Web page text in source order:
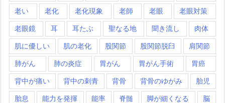
老い 老化 老化現象 老師 老眼 老眼対策
老眼鏡 耳 耳たぶ 聖なる地 聞き流し 肉体
肌に優しい 肌の老化 股関節 股関節脱臼 肩関節
肺がん 肺の炎症 胃がん 胃がん手術 胃癌
背中が痛い 背中の刺青 背骨 背骨のゆがみ 胎児
胎息 能力を発揮 能率 脊髄 脚が細くなる 脳